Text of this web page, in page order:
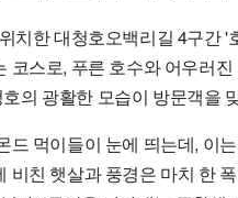
치한 대청호오백리길 4구간
코스로, 푸른 호수와 어우러
의 광활한 모습이 방문객을
드 먹이들이 눈에 띄는데, 이
비친 햇살과 풍경은 마치 한